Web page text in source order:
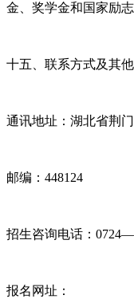
金、奖学金和国家励
十五、联系方式及其他
通讯地址：湖北省荆
邮编：448124
招生咨询电话：
报名网址：